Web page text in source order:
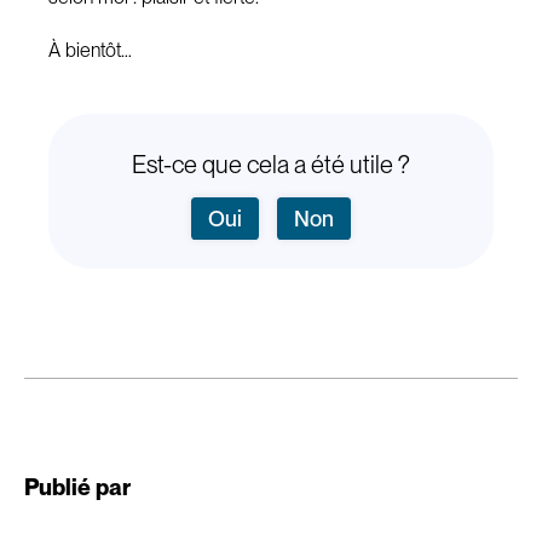
À bientôt…
Est-ce que cela a été utile ?
Oui Non
Publié par